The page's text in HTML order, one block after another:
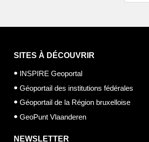
SITES À DÉCOUVRIR
INSPIRE Geoportal
Géoportail des institutions fédérales
Géoportail de la Région bruxelloise
GeoPunt Vlaanderen
NEWSLETTER